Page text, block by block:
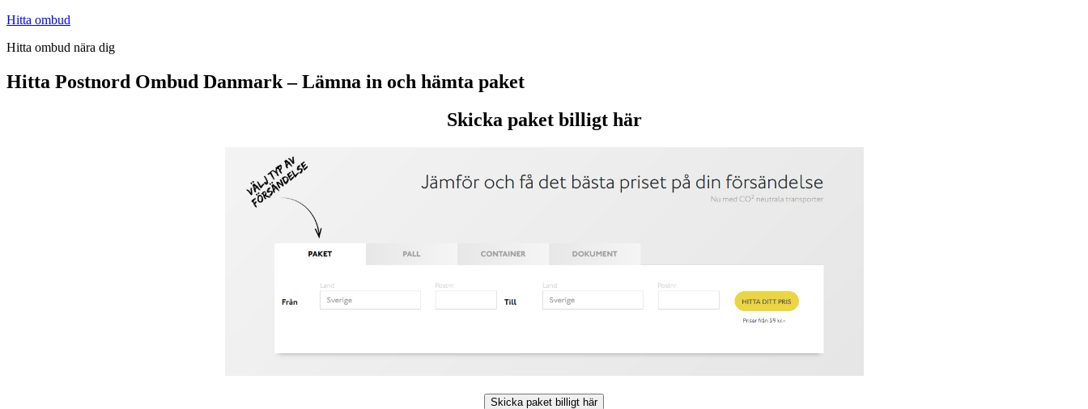
Hoppa
innehåll
Hitta ombud
Hitta ombud nära dig
Hitta Postnord Ombud Danmark – Lämna in och hämta paket
Skicka paket billigt här
Skicka paket billigt här